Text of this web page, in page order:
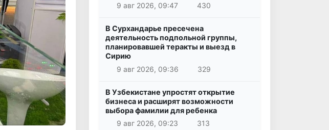
9 авг 2026, 09:47
430
В Сурхандарье пресечена
деятельность подпольной группы,
планировавшей теракты и выезд в
Сирию
9 авг 2026, 09:36
329
В Узбекистане упростят открытие
бизнеса и расширят возможности
выбора фамилии для ребенка
9 авг 2026, 09:23
313